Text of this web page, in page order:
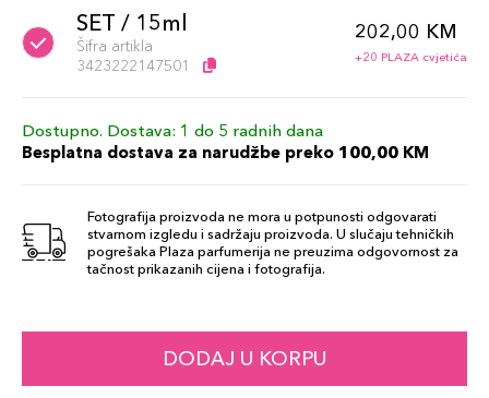
SET / 15ml
Šifra artikla
3423222147501
202,00 KM
+20 PLAZA cvjetića
Dostupno. Dostava: 1 do 5 radnih dana
Besplatna dostava za narudžbe preko 100,00 KM
Fotografija proizvoda ne mora u potpunosti odgovarati
stvarnom izgledu i sadržaju proizvoda. U slučaju tehničkih
pogrešaka Plaza parfumerija ne preuzima odgovornost za
tačnost prikazanih cijena i fotografija.
DODAJ U KORPU